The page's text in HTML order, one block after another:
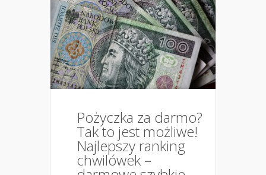
Pożyczka za darmo?
Tak to jest możliwe!
Najlepszy ranking
chwilówek –